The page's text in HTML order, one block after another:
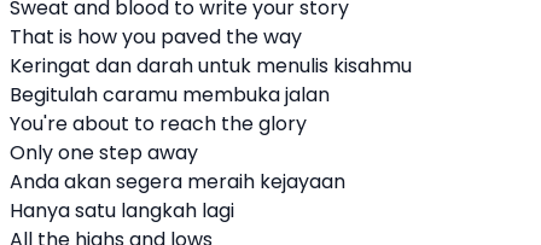
Sweat and blood to write your story
That is how you paved the way
Keringat dan darah untuk menulis kisahmu
Begitulah caramu membuka jalan
You're about to reach the glory
Only one step away
Anda akan segera meraih kejayaan
Hanya satu langkah lagi
All the highs and lows